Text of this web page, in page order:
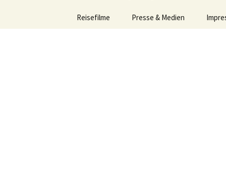
springen
Reisefilme Presse & Medien